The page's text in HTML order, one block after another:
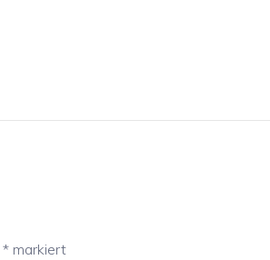
* markiert